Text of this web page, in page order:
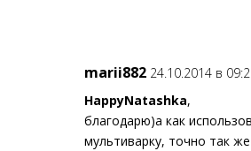
marii882 24.10.2014 в
HappyNatashka,
благодарю)а как
мультиварку, точно так